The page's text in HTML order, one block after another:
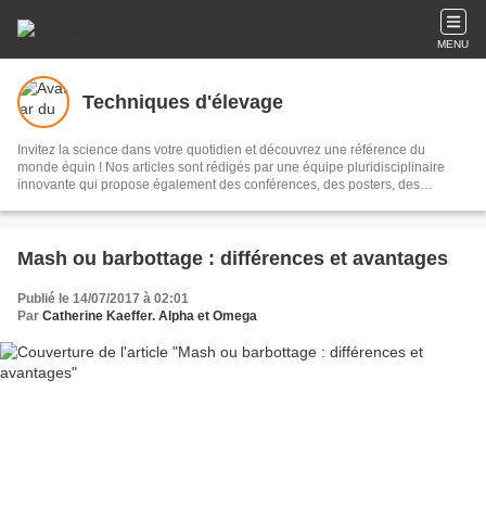
MENU
Techniques d'élevage
Invitez la science dans votre quotidien et découvrez une référence du
monde équin ! Nos articles sont rédigés par une équipe pluridisciplinaire
innovante qui propose également des conférences, des posters, des
Techniques d'élevage c'est plus de 2000 articles en accès totalement gratuit.
Facebook sur la page techniquesdelevage.
Mash ou barbottage : différences et avantages
Publié le 14/07/2017 à 02:01
Par Catherine Kaeffer. Alpha et Omega